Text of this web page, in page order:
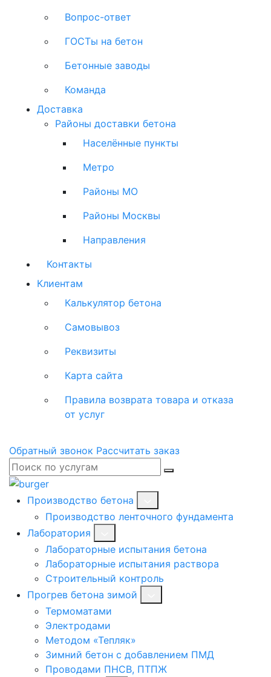
Вопрос-ответ
ГОСТы на бетон
Бетонные заводы
Команда
Доставка
Районы доставки бетона
Населённые пункты
Метро
Районы МО
Районы Москвы
Направления
Контакты
Клиентам
Калькулятор бетона
Самовывоз
Реквизиты
Карта сайта
Правила возврата товара и отказа
от услуг
Обратный звонок Рассчитать заказ
Производство бетона
Производство ленточного фундамента
Лаборатория
Лабораторные испытания бетона
Лабораторные испытания раствора
Строительный контроль
Прогрев бетона зимой
Термоматами
Электродами
Методом «Тепляк»
Зимний бетон с добавлением ПМД
Проводами ПНСВ, ПТПЖ